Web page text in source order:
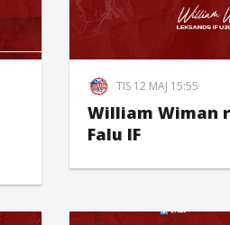
TIS 12 MAJ 15:55
William Wiman
Falu IF